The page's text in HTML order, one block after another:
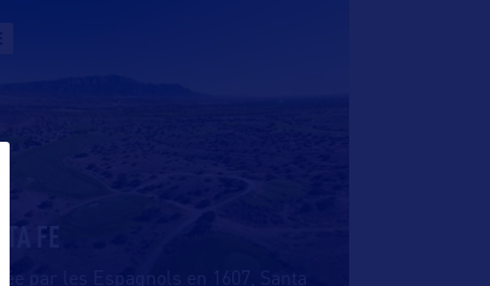
FE
par les Espagnols en 1607, Santa